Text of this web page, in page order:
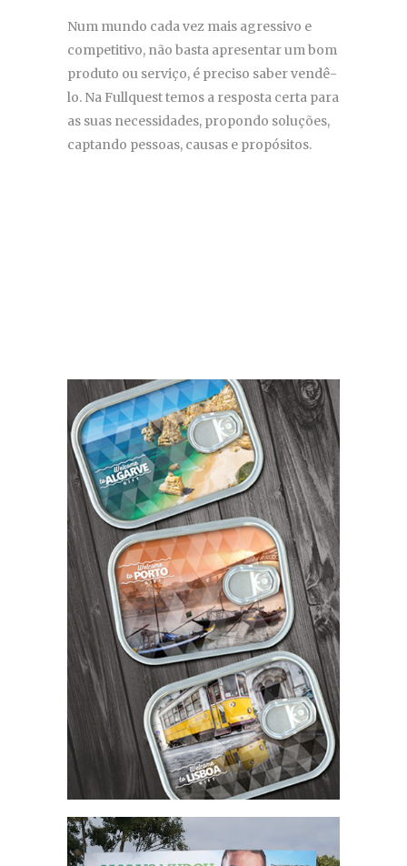
Num mundo cada vez mais agressivo e
competitivo, não basta apresentar um bom
produto ou serviço, é preciso saber vendê-
lo. Na Fullquest temos a resposta certa para
as suas necessidades, propondo soluções,
captando pessoas, causas e propósitos.